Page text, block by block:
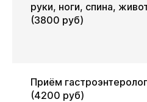
руки, ноги, спина,
(3800 руб)
Приём
(4200 руб)